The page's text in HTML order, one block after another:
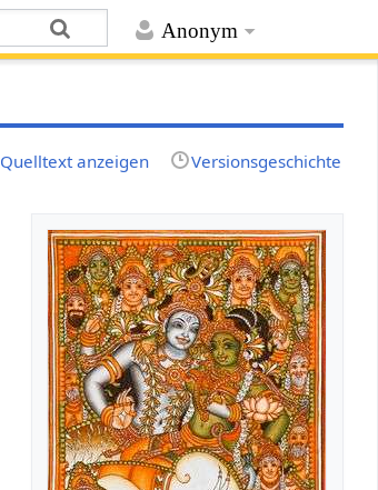
Anonym
Quelltext anzeigen Versionsgeschichte